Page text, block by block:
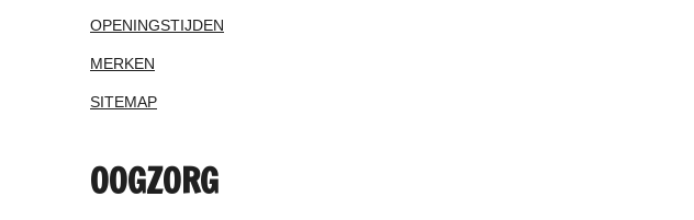
OPENINGSTIJDEN
MERKEN
SITEMAP
OOGZORG